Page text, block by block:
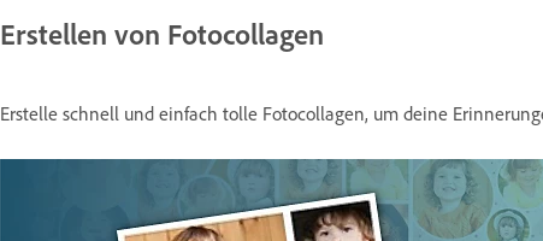
Erstellen von Fotocollagen
Erstelle schnell und einfach tolle Fotocollagen, um deine